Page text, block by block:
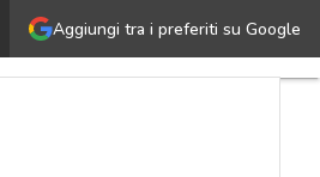
Aggiungi tra i preferiti su Google
come fare: ecco le regole e